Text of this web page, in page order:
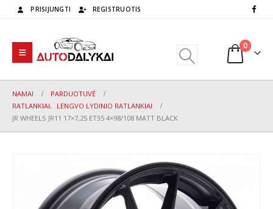
PRISIJUNGTI REGISTRUOTIS
0
NAMAI
PARDUOTUVĖ
RATLANKIAI,
LENGVO LYDINIO RATLANKIAI
JR WHEELS JR11 17×7,25 ET35 4×98/108 MATT BLACK